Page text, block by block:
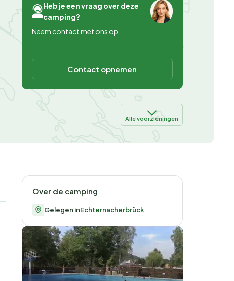
Heb je een vraag over deze
camping?
Neem contact met ons op
Contact opnemen
Alle voorzieningen
Over de camping
Gelegen inEchternacherbrück